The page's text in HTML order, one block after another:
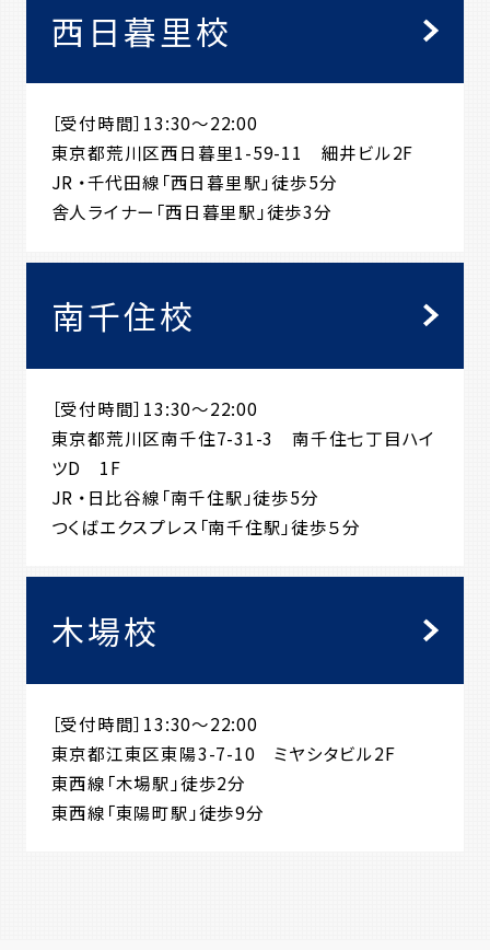
西日暮里校
［受付時間］13:30～22:00
東京都荒川区西日暮里1-59-11 細井ビル2F
JR ・千代田線「西日暮里駅」徒歩5分
舎人ライナー「西日暮里駅」徒歩3分
南千住校
［受付時間］13:30～22:00
東京都荒川区南千住7-31-3 南千住七丁目ハイ
ツD 1F
JR ・日比谷線「南千住駅」徒歩5分
つくばエクスプレス「南千住駅」徒歩５分
木場校
［受付時間］13:30～22:00
東京都江東区東陽3-7-10 ミヤシタビル2F
東西線「木場駅」徒歩2分
東西線「東陽町駅」徒歩9分